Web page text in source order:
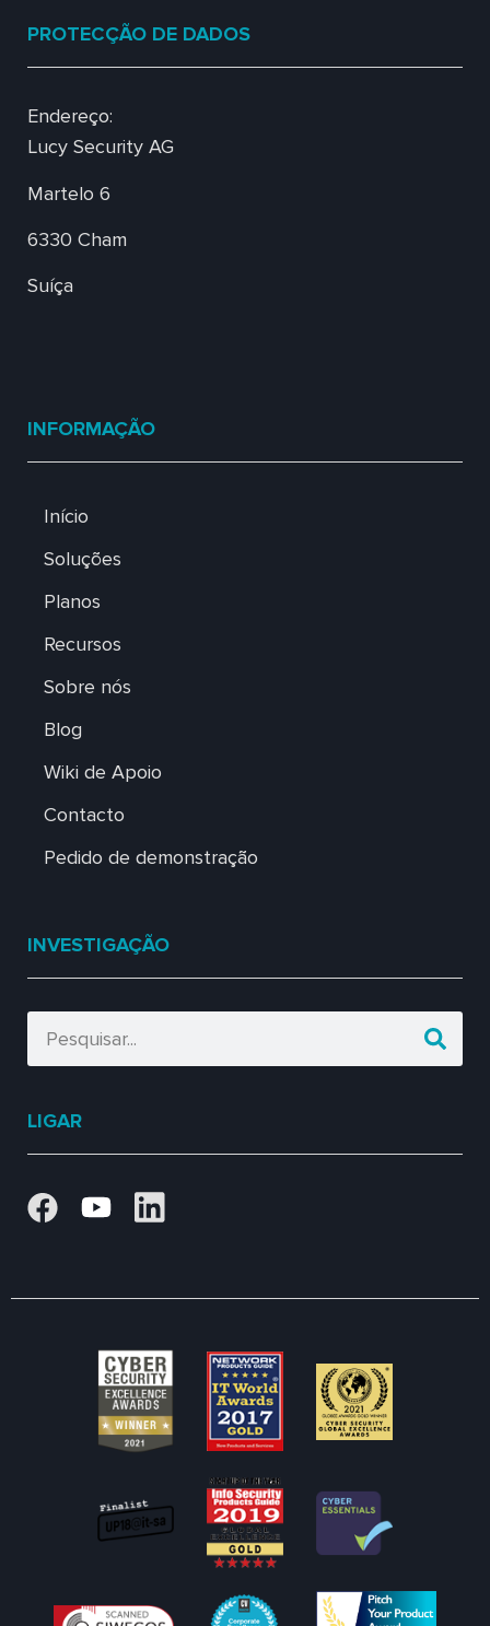
PROTECÇÃO DE DADOS
Endereço:
Lucy Security AG
Martelo 6
6330 Cham
Suíça
INFORMAÇÃO
Início
Soluções
Planos
Recursos
Sobre nós
Blog
Wiki de Apoio
Contacto
Pedido de demonstração
INVESTIGAÇÃO
LIGAR